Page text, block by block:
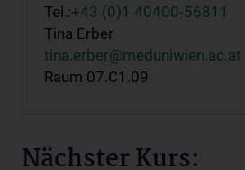
Tel.:+43 (0)1 40400-56811
Tina Erber
tina.erber@meduniwien.ac.at
Raum 07.C1.09
Nächster Kurs: